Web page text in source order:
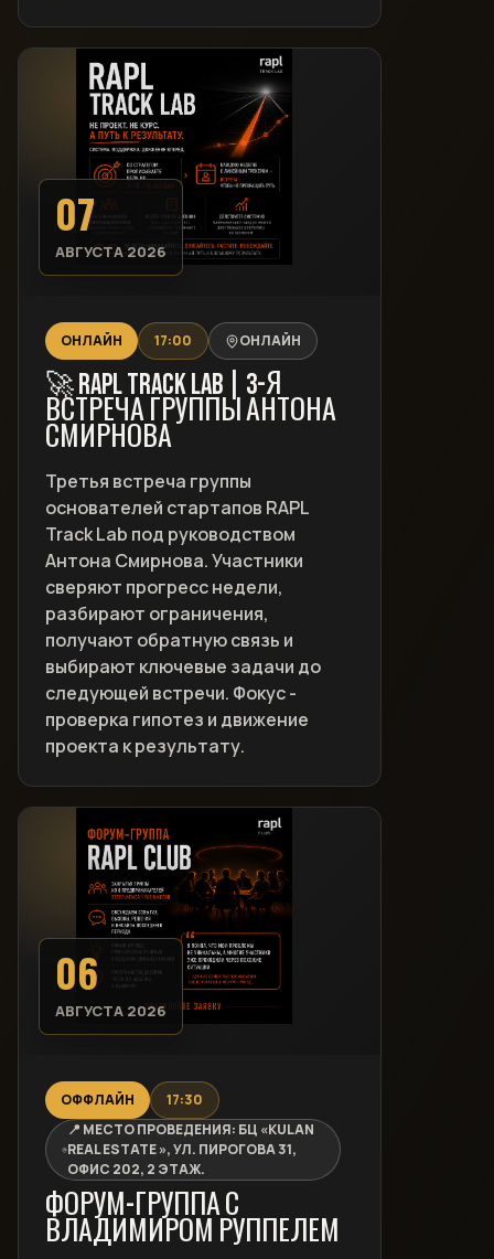
07
АВГУСТА 2026
ОНЛАЙН 17:00 ОНЛАЙН
🚀 RAPL TRACK LAB | 3-Я
ВСТРЕЧА ГРУППЫ АНТОНА
СМИРНОВА
Третья встреча группы
основателей стартапов RAPL
Track Lab под руководством
Антона Смирнова. Участники
сверяют прогресс недели,
разбирают ограничения,
получают обратную связь и
выбирают ключевые задачи до
следующей встречи. Фокус -
проверка гипотез и движение
проекта к результату.
06
АВГУСТА 2026
ОФФЛАЙН
17:30
📍 МЕСТО ПРОВЕДЕНИЯ: БЦ «KULAN
REAL ESTATE », УЛ. ПИРОГОВА 31,
ОФИС 202, 2 ЭТАЖ.
ФОРУМ-ГРУППА С
ВЛАДИМИРОМ РУППЕЛЕМ